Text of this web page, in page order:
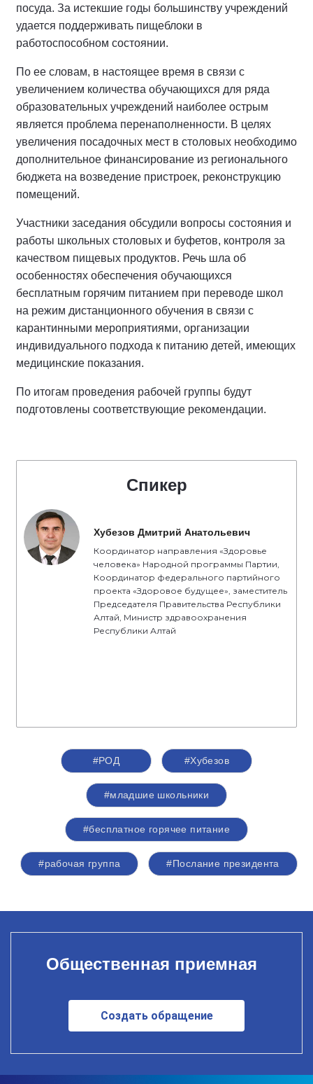
посуда. За истекшие годы большинству учреждений
удается поддерживать пищеблоки в
работоспособном состоянии.
По ее словам, в настоящее время в связи с
увеличением количества обучающихся для ряда
образовательных учреждений наиболее острым
является проблема перенаполненности. В целях
увеличения посадочных мест в столовых необходимо
дополнительное финансирование из регионального
бюджета на возведение пристроек, реконструкцию
помещений.
Участники заседания обсудили вопросы состояния и
работы школьных столовых и буфетов, контроля за
качеством пищевых продуктов. Речь шла об
особенностях обеспечения обучающихся
бесплатным горячим питанием при переводе школ
на режим дистанционного обучения в связи с
карантинными мероприятиями, организации
индивидуального подхода к питанию детей, имеющих
медицинские показания.
По итогам проведения рабочей группы будут
подготовлены соответствующие рекомендации.
Спикер
Хубезов Дмитрий Анатольевич
Координатор направления «Здоровье
человека» Народной программы Партии,
Координатор федерального партийного
проекта «Здоровое будущее», заместитель
Председателя Правительства Республики
Алтай, Министр здравоохранения
Республики Алтай
#РОД #Хубезов
#младшие школьники
#бесплатное горячее питание
#рабочая группа #Послание президента
Общественная приемная
Создать обращение